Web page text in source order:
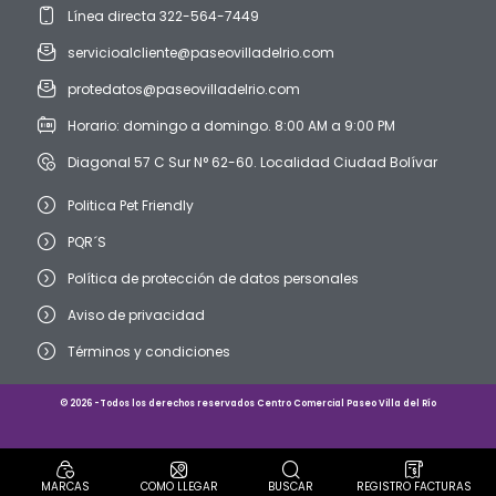
Línea directa 322-564-7449
servicioalcliente@paseovilladelrio.com
protedatos@paseovilladelrio.com
Horario: domingo a domingo. 8:00 AM a 9:00 PM
Diagonal 57 C Sur N° 62-60. Localidad Ciudad Bolívar
Politica Pet Friendly
PQR´S
Política de protección de datos personales
Aviso de privacidad
Términos y condiciones
MARCAS COMO LLEGAR BUSCAR REGISTRO FACTURAS
© 2026 -Todos los derechos reservados Centro Comercial Paseo Villa del Río